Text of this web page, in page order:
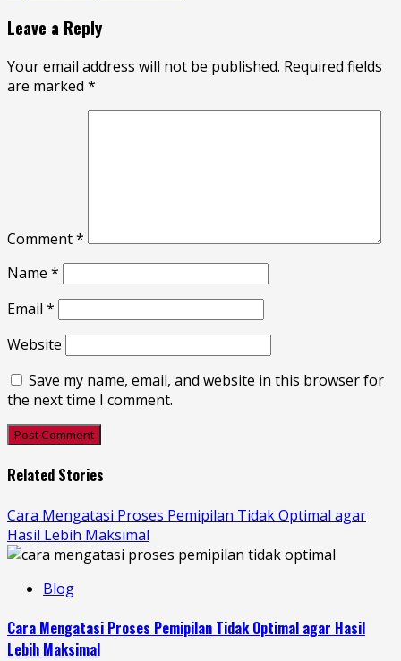
Leave a Reply
Your email address will not be published. Required fields
are marked *
Comment*
Name *
Email *
Website
Save my name, email, and website in this browser for
the next time I comment.
Related Stories
Cara Mengatasi Proses Pemipilan Tidak Optimal agar
Hasil Lebih Maksimal
Blog
Cara Mengatasi Proses Pemipilan Tidak Optimal agar Hasil
Lebih Maksimal